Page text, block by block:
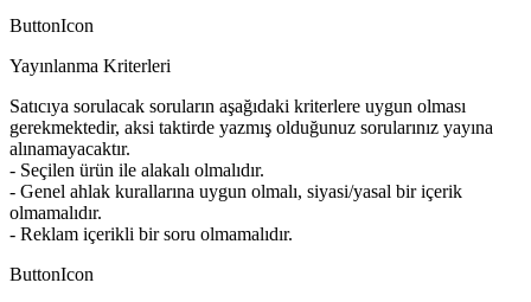
ButtonIcon
Yayınlanma Kriterleri
Satıcıya sorulacak soruların aşağıdaki kriterlere uygun olması
gerekmektedir, aksi taktirde yazmış olduğunuz sorularınız yayına
alınamayacaktır.
- Seçilen ürün ile alakalı olmalıdır.
- Genel ahlak kurallarına uygun olmalı, siyasi/yasal bir içerik
olmamalıdır.
- Reklam içerikli bir soru olmamalıdır.
ButtonIcon